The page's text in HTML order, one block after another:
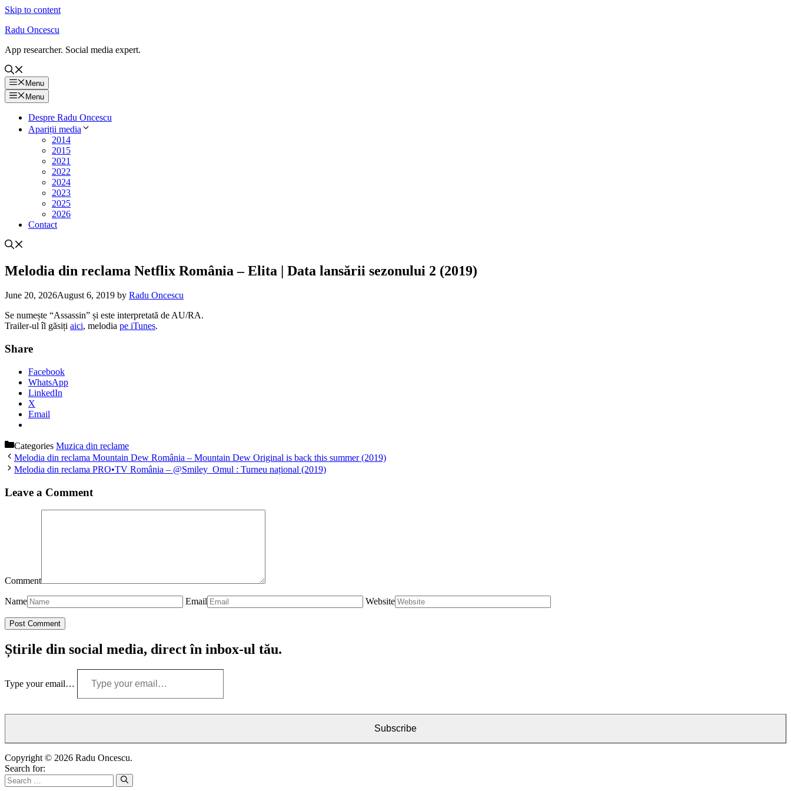
Skip to content
Radu Oncescu
App researcher. Social media expert.
Menu
Menu
Despre Radu Oncescu
Apariții media
2014
2015
2021
2022
2024
2023
2025
2026
Contact
Melodia din reclama Netflix România – Elita | Data lansării sezonului 2 (2019)
June 20, 2026August 6, 2019 by Radu Oncescu
Se numește “Assassin” și este interpretată de AU/RA.
Trailer-ul îl găsiți aici, melodia pe iTunes.
Share
Facebook
WhatsApp
LinkedIn
X
Email
Categories Muzica din reclame
Melodia din reclama Mountain Dew România – Mountain Dew Original is back this summer (2019)
Melodia din reclama PRO•TV România – @Smiley_Omul : Turneu național (2019)
Leave a Comment
Comment
Name Email Website
Știrile din social media, direct în inbox-ul tău.
Type your email…
Subscribe
Copyright © 2026 Radu Oncescu.
Search for: